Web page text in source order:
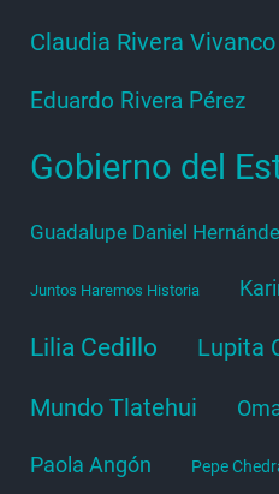
Claudia Rivera Vivanco
Eduardo Rivera Pérez
Gobierno del
Guadalupe Daniel
Juntos Haremos Historia
Lilia Cedillo Lupita
Mundo Tlatehui
Paola Angón Pepe